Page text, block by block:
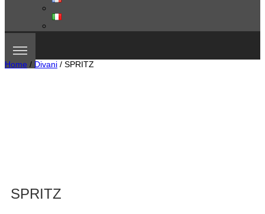
Home / Divani / SPRITZ
SPRITZ